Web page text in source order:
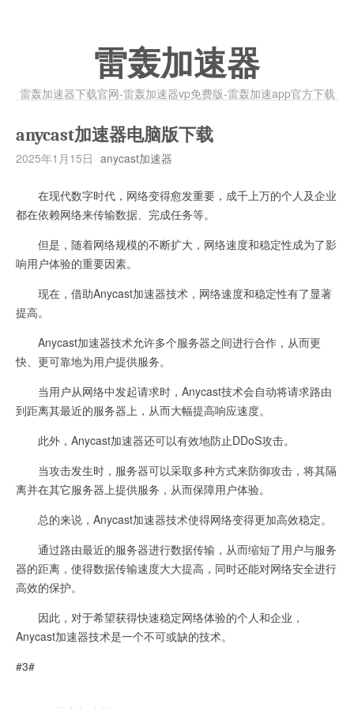
雷轰加速器
雷轰加速器下载官网-雷轰加速器vp免费版-雷轰加速app官方下载
anycast加速器电脑版下载
2025年1月15日 anycast加速器
在现代数字时代，网络变得愈发重要，成千上万的个人及企业
都在依赖网络来传输数据、完成任务等。
但是，随着网络规模的不断扩大，网络速度和稳定性成为了影
响用户体验的重要因素。
现在，借助Anycast加速器技术，网络速度和稳定性有了显著
提高。
Anycast加速器技术允许多个服务器之间进行合作，从而更
快、更可靠地为用户提供服务。
当用户从网络中发起请求时，Anycast技术会自动将请求路由
到距离其最近的服务器上，从而大幅提高响应速度。
此外，Anycast加速器还可以有效地防止DDoS攻击。
当攻击发生时，服务器可以采取多种方式来防御攻击，将其隔
离并在其它服务器上提供服务，从而保障用户体验。
总的来说，Anycast加速器技术使得网络变得更加高效稳定。
通过路由最近的服务器进行数据传输，从而缩短了用户与服务
器的距离，使得数据传输速度大大提高，同时还能对网络安全进行
高效的保护。
因此，对于希望获得快速稳定网络体验的个人和企业，
Anycast加速器技术是一个不可或缺的技术。
#3#